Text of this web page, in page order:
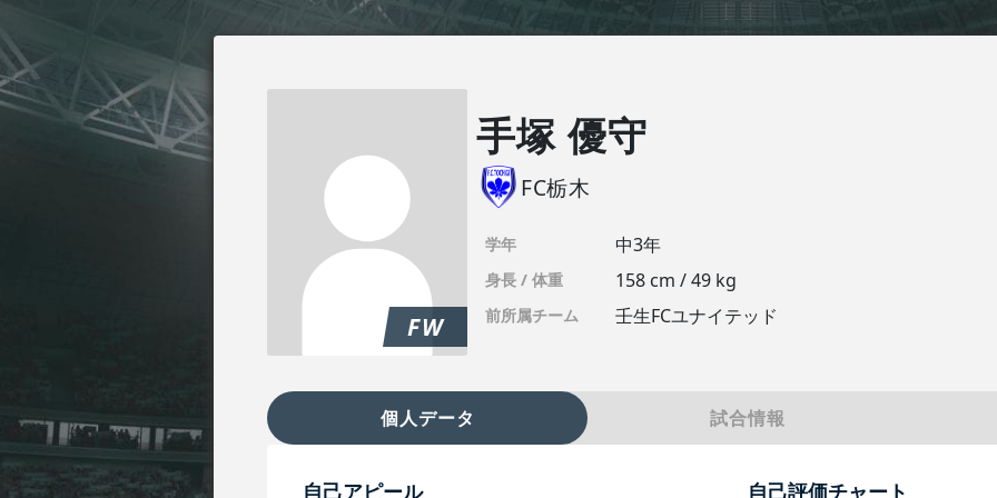
FW
手塚 優守
FC栃木
学年 中3年
身長 / 体重 158 cm / 49 kg
前所属チーム 壬生FCユナイテッド
個人データ 試合情報
自己アピール 自己評価チャート